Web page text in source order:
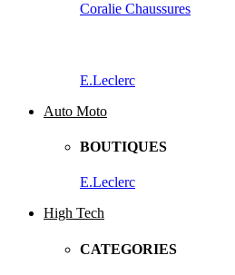
Coralie Chaussures
E.Leclerc
Auto Moto
BOUTIQUES
E.Leclerc
High Tech
CATEGORIES